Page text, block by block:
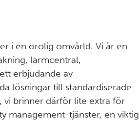
i en orolig omvärld. Vi är en
larmcentral,
erbjudande av
lösningar till standardiserade
vi brinner därför lite extra för
management-tjänster, en viktig